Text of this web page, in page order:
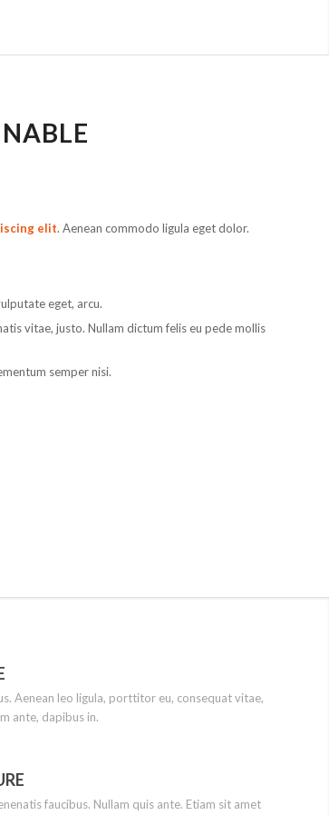
elit. Aenean commodo ligula eget dolor.
eget, arcu.
vitae, justo. Nullam dictum felis eu pede mollis
semper nisi.
Aenean leo ligula, porttitor eu, consequat vitae,
ante, dapibus in.
faucibus. Nullam quis ante. Etiam sit amet